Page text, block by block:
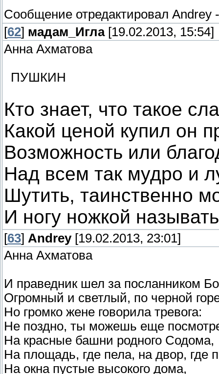
Сообщение отредактировал Andrey
[62] мадам_Игла[19.02.2013, 15:54]
Анна Ахматова
ПУШКИН
Кто знает, что такое
Какой ценой купил он
Возможность или
Над всем так мудро и
Шутить, таинственно
И ногу ножкой
[63] Andrey[19.02.2013, 23:01]
Анна Ахматова
И праведник шел за посланником
Огромный и светлый, по черной
Но громко жене говорила тревога:
Не поздно, ты можешь еще
На красные башни родного Содома,
На площадь, где пела, на двор, где
На окна пустые высокого дома,